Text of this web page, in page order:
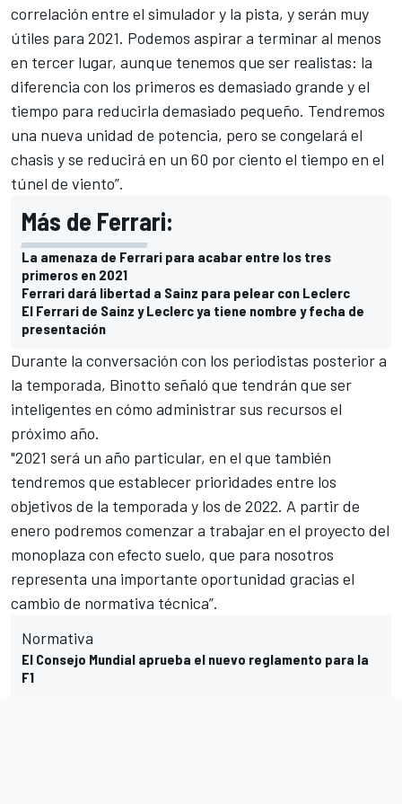
correlación entre el simulador y la pista, y serán muy
útiles para 2021. Podemos aspirar a terminar al menos
en tercer lugar, aunque tenemos que ser realistas: la
diferencia con los primeros es demasiado grande y el
tiempo para reducirla demasiado pequeño. Tendremos
una nueva unidad de potencia, pero se congelará el
chasis y se reducirá en un 60 por ciento el tiempo en el
túnel de viento”.
Más de Ferrari:
La amenaza de Ferrari para acabar entre los tres
primeros en 2021
Ferrari dará libertad a Sainz para pelear con Leclerc
El Ferrari de Sainz y Leclerc ya tiene nombre y fecha de
presentación
Durante la conversación con los periodistas posterior a
la temporada, Binotto señaló que tendrán que ser
inteligentes en cómo administrar sus recursos el
próximo año.
"2021 será un año particular, en el que también
tendremos que establecer prioridades entre los
objetivos de la temporada y los de 2022. A partir de
enero podremos comenzar a trabajar en el proyecto del
monoplaza con efecto suelo, que para nosotros
representa una importante oportunidad gracias el
cambio de normativa técnica”.
Normativa
El Consejo Mundial aprueba el nuevo reglamento para la
F1